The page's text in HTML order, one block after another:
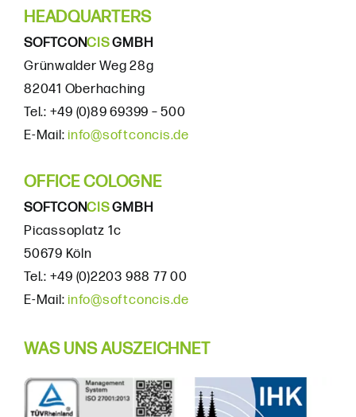
HEADQUARTERS
SOFTCONCISGMBH
Grünwalder Weg 28g
82041 Oberhaching
Tel.: +49 (0)89 69399 – 500
E-Mail: info@softconcis.de
OFFICE COLOGNE
SOFTCONCISGMBH
Picassoplatz 1c
50679 Köln
Tel.: +49 (0)2203 988 77 00
E-Mail: info@softconcis.de
WAS UNS AUSZEICHNET